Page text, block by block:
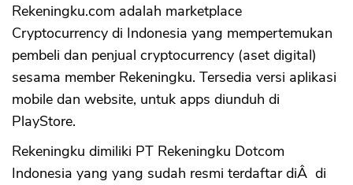
Rekeningku.com adalah marketplace
Cryptocurrency di Indonesia yang mempertemukan
pembeli dan penjual cryptocurrency (aset digital)
sesama member Rekeningku. Tersedia versi aplikasi
mobile dan website, untuk apps diunduh di
PlayStore.
Rekeningku dimiliki PT Rekeningku Dotcom
Indonesia yang yang sudah resmi terdaftar diÂ di